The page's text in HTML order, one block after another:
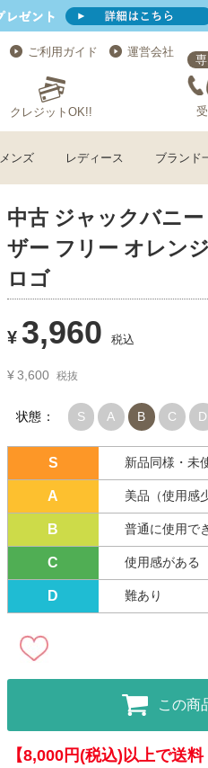
ご利用ガイド 運営会社
クレジットOK!!
メンズ レディース ブランド
中古 ジャックバニ
ザー フリー オレン
ロゴ
¥ 3,960 税込
¥ 3,600 税抜
状態： S A B C D
S 新品同様・未
A 美品（使用感
B 普通に使用で
C 使用感がある
D 難あり
この商
【8,000円(税込)以上で送